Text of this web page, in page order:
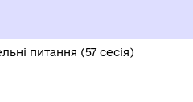
питання (57 сесія)